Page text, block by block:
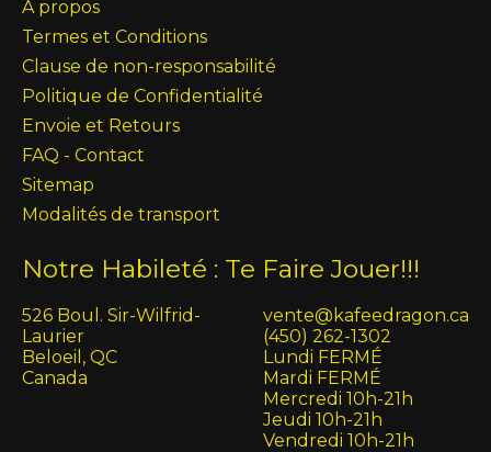
À propos
Termes et Conditions
Clause de non-responsabilité
Politique de Confidentialité
Envoie et Retours
FAQ - Contact
Sitemap
Modalités de transport
Notre Habileté : Te Faire Jouer!!!
526 Boul. Sir-Wilfrid-
Laurier
Beloeil, QC
Canada
vente@kafeedragon.ca
(450) 262-1302
Lundi FERMÉ
Mardi FERMÉ
Mercredi 10h-21h
Jeudi 10h-21h
Vendredi 10h-21h